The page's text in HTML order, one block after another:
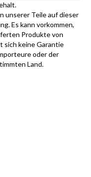
unserer Teile auf dieser
Es kann vorkommen,
Produkte von
sich keine Garantie
oder der
Land.